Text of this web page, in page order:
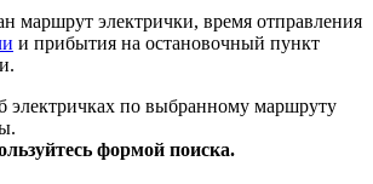
маршрут электрички, время отправления
и прибытия на остановочный пункт
электричках по выбранному маршруту
формой поиска.